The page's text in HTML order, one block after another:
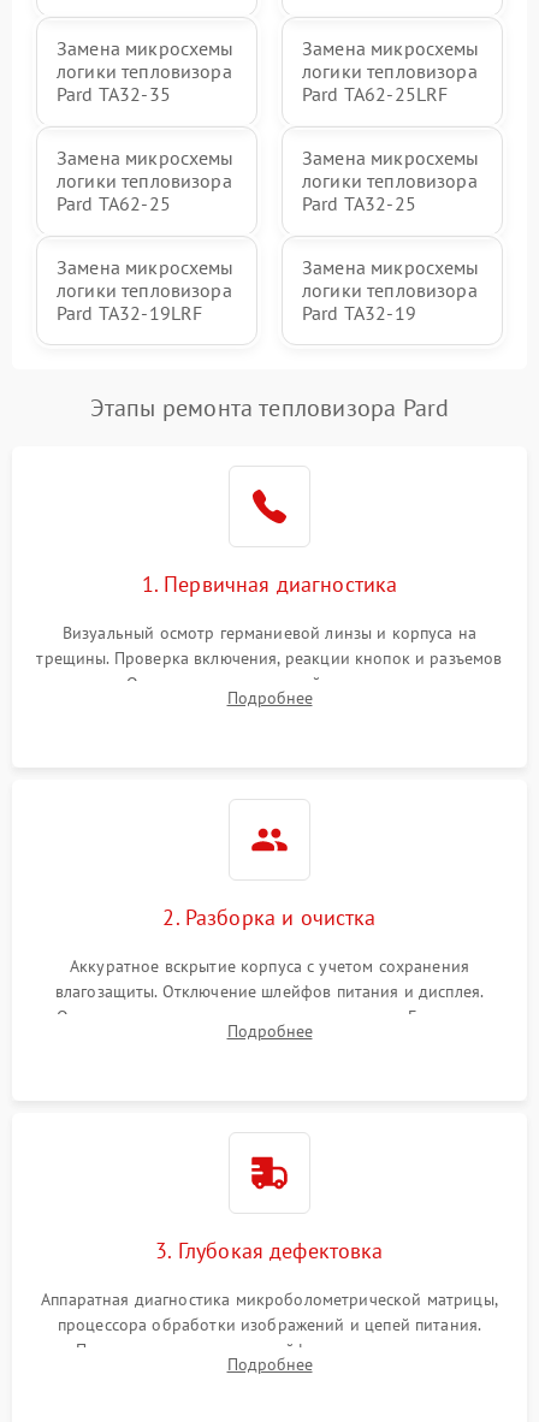
Замена микросхемы
логики тепловизора
Pard TA32-35
Замена микросхемы
логики тепловизора
Pard TA62-25LRF
Замена микросхемы
логики тепловизора
Pard TA62-25
Замена микросхемы
логики тепловизора
Pard TA32-25
Замена микросхемы
логики тепловизора
Pard TA32-19LRF
Замена микросхемы
логики тепловизора
Pard TA32-19
Этапы ремонта тепловизора Pard
1. Первичная диагностика
Визуальный осмотр германиевой линзы и корпуса на
трещины. Проверка включения, реакции кнопок и разъемов
зарядки. Оценка вывода тепловой сигнатуры на экран,
проверка базовых функций и считывание системных
Подробнее
2. Разборка и очистка
Аккуратное вскрытие корпуса с учетом сохранения
влагозащиты. Отключение шлейфов питания и дисплея.
Очистка внутренних плат от окислов и пыли. Бережная
обработка германиевого объектива специализированными
Подробнее
3. Глубокая дефектовка
Аппаратная диагностика микроболометрической матрицы,
процессора обработки изображений и цепей питания.
Проверка целостности шлейфов, модуля памяти и
интерфейсов связи. Выявление сгоревших SMD-компонентов
Подробнее